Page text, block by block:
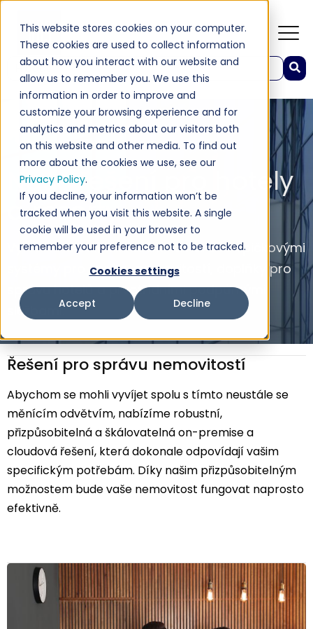
This website stores cookies on your computer.
These cookies are used to collect information
about how you interact with our website and
allow us to remember you. We use this
information in order to improve and
customize your browsing experience and for
analytics and metrics about our visitors both
on this website and other media. To find out
more about the cookies we use, see our
Privacy Policy.
If you decline, your information won’t be
tracked when you visit this website. A single
cookie will be used in your browser to
remember your preference not to be tracked.
Cookies settings
Accept Decline
Toto je pole hledání s funkcí automatických návrhů.
K dispozici nejsou žádné návrhy, protože pole
Naše řešení pro hotely
a resorty
Vytvořte si balíček řešení na míru se špičkovými
systémy pro správu nemovitostí, doplňky pro
správu hotelů a prvotřídními podpůrnými
službami.
Řešení pro správu nemovitostí
Abychom se mohli vyvíjet spolu s tímto neustále se
měnícím odvětvím, nabízíme robustní,
přizpůsobitelná a škálovatelná on-premise a
cloudová řešení, která dokonale odpovídají vašim
specifickým potřebám. Díky našim přizpůsobitelným
možnostem bude vaše nemovitost fungovat naprosto
efektivně.